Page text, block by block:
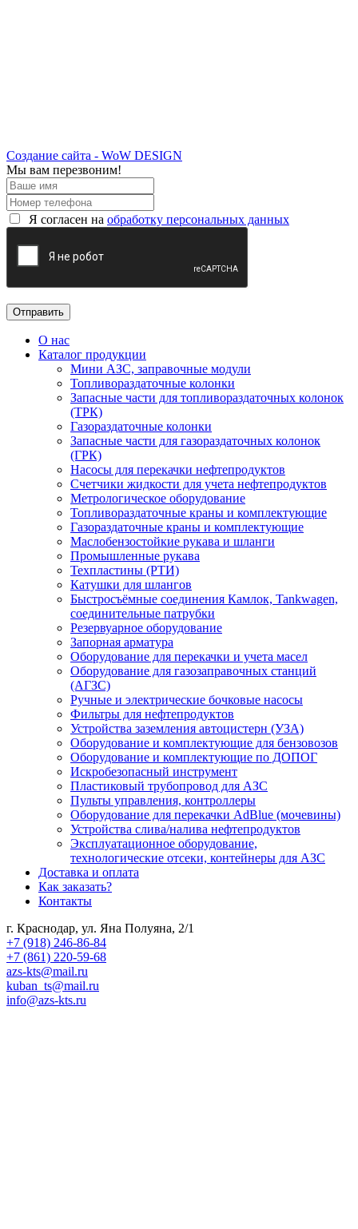
Создание сайта - WoW DESIGN
Мы вам перезвоним!
Я согласен на обработку персональных данных
О нас
Каталог продукции
Мини АЗС, заправочные модули
Топливораздаточные колонки
Запасные части для топливораздаточных колонок
(ТРК)
Газораздаточные колонки
Запасные части для газораздаточных колонок
(ГРК)
Насосы для перекачки нефтепродуктов
Счетчики жидкости для учета нефтепродуктов
Метрологическое оборудование
Топливораздаточные краны и комплектующие
Газораздаточные краны и комплектующие
Маслобензостойкие рукава и шланги
Промышленные рукава
Техпластины (РТИ)
Катушки для шлангов
Быстросъёмные соединения Камлок, Tankwagen,
соединительные патрубки
Резервуарное оборудование
Запорная арматура
Оборудование для перекачки и учета масел
Оборудование для газозаправочных станций
(АГЗС)
Ручные и электрические бочковые насосы
Фильтры для нефтепродуктов
Устройства заземления автоцистерн (УЗА)
Оборудование и комплектующие для бензовозов
Оборудование и комплектующие по ДОПОГ
Искробезопасный инструмент
Пластиковый трубопровод для АЗС
Пульты управления, контроллеры
Оборудование для перекачки AdBlue (мочевины)
Устройства слива/налива нефтепродуктов
Эксплуатационное оборудование,
технологические отсеки, контейнеры для АЗС
Доставка и оплата
Как заказать?
Контакты
г. Краснодар, ул. Яна Полуяна, 2/1
+7 (918) 246-86-84
+7 (861) 220-59-68
azs-kts@mail.ru
kuban_ts@mail.ru
info@azs-kts.ru